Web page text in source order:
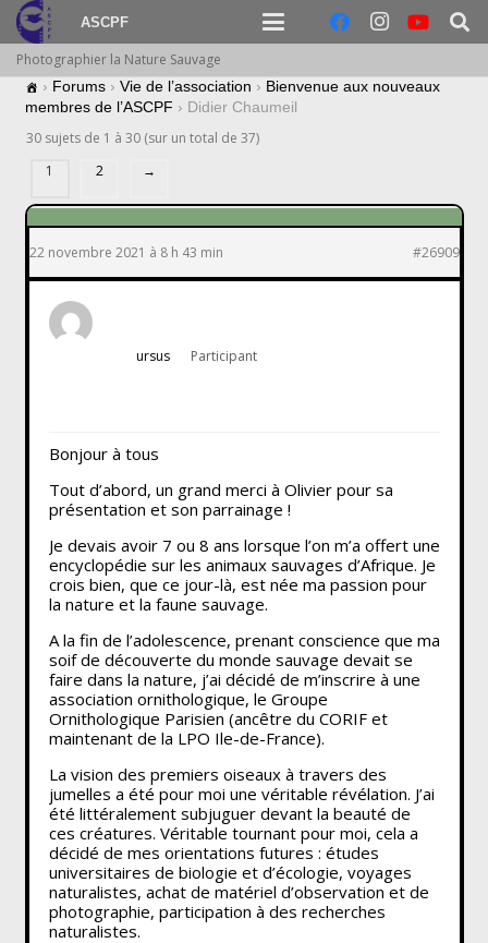
ASCPF
Photographier la Nature Sauvage
› Forums › Vie de l’association › Bienvenue aux nouveaux
membres de l’ASCPF › Didier Chaumeil
30 sujets de 1 à 30 (sur un total de 37)
1
2 →
22 novembre 2021 à 8 h 43 min #26909
ursus Participant
Bonjour à tous
Tout d’abord, un grand merci à Olivier pour sa
présentation et son parrainage !
Je devais avoir 7 ou 8 ans lorsque l’on m’a offert une
encyclopédie sur les animaux sauvages d’Afrique. Je
crois bien, que ce jour-là, est née ma passion pour
la nature et la faune sauvage.
A la fin de l’adolescence, prenant conscience que ma
soif de découverte du monde sauvage devait se
faire dans la nature, j’ai décidé de m’inscrire à une
association ornithologique, le Groupe
Ornithologique Parisien (ancêtre du CORIF et
maintenant de la LPO Ile-de-France).
La vision des premiers oiseaux à travers des
jumelles a été pour moi une véritable révélation. J’ai
été littéralement subjuguer devant la beauté de
ces créatures. Véritable tournant pour moi, cela a
décidé de mes orientations futures : études
universitaires de biologie et d’écologie, voyages
naturalistes, achat de matériel d’observation et de
photographie, participation à des recherches
naturalistes.